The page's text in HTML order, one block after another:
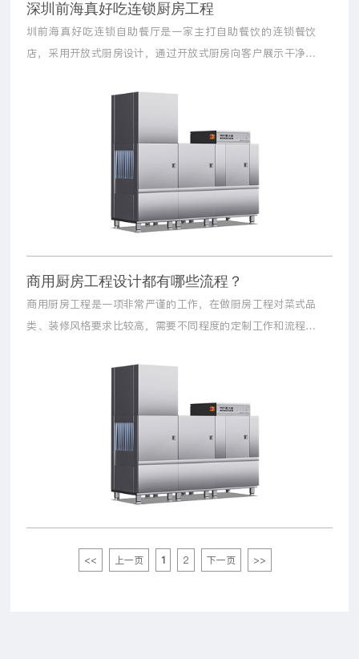
深圳前海真好吃连锁厨房工程
圳前海真好吃连锁自助餐厅是一家主打自助餐饮的连锁餐饮
店，采用开放式厨房设计，通过开放式厨房向客户展示干净卫
品质以及外观都有较高的要求.
商用厨房工程设计都有哪些流程？
商用厨房工程是一项非常严谨的工作，在做厨房工程对菜式品
类、装修风格要求比较高，需要不同程度的定制工作和流程。
<< 上一页 1 2 下一页 >>